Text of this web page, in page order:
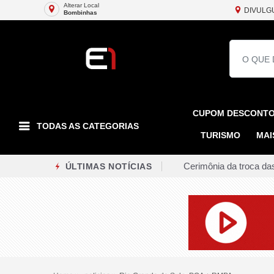
Alterar Local
Bombinhas
TODAS AS CATEGORIAS
CUPOM
TURISMO
ÚLTIMAS NOTÍCIAS Cerimônia da troca
Tubarão realiza
Renato Casagrande